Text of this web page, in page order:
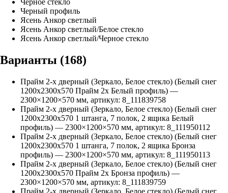
Черное стекло
Черный профиль
Ясень Анкор светлый
Ясень Анкор светлый/Белое стекло
Ясень Анкор светлый/Черное стекло
Варианты (168)
Прайм 2-х дверный (Зеркало, Белое стекло) (Белый снег
1200х2300х570 Прайм 2х Белый профиль) —
2300×1200×570 мм, артикул: 8_111839758
Прайм 2-х дверный (Зеркало, Белое стекло) (Белый снег
1200х2300х570 1 штанга, 7 полок, 2 ящика Белый
профиль) — 2300×1200×570 мм, артикул: 8_111950112
Прайм 2-х дверный (Зеркало, Белое стекло) (Белый снег
1200х2300х570 1 штанга, 7 полок, 2 ящика Бронза
профиль) — 2300×1200×570 мм, артикул: 8_111950113
Прайм 2-х дверный (Зеркало, Белое стекло) (Белый снег
1200х2300х570 Прайм 2х Бронза профиль) —
2300×1200×570 мм, артикул: 8_111839759
Прайм 2-х дверный (Зеркало, Белое стекло) (Белый снег